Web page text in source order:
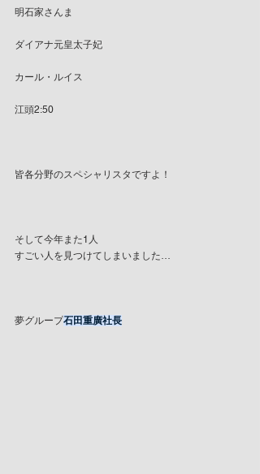
明石家さんま
ダイアナ元皇太子妃
カール・ルイス
江頭2:50
皆各分野のスペシャリスタですよ！
そして今年また1人
すごい人を見つけてしまいました…
夢グループ石田重廣社長